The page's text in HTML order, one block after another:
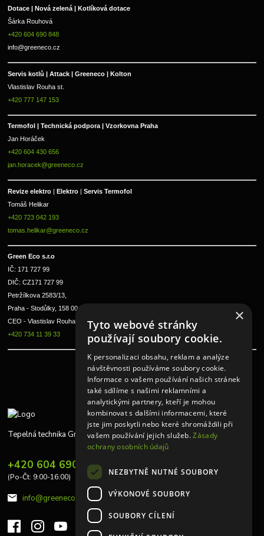
Dotace | Nová zelená | Kotlíková dotace
Šárka Rouhová
+420 604 690 848
info@greeneco.cz
Servis kotlů | Attack | Greeneco | Kolton
Vlastislav Rouha st.
+420 777 147 153
Termofol | Technická podpora | Vzorkovna Praha
Jan Horáček
+420 604 430 656
jan.horacek@greeneco.cz
Revize elektro | Elektro | Servis Termofol
Tomáš Helikar
+420 723 042 193
tomas.helikar@greeneco.cz
Green Eco s.r.o
IČ: 171 727 99
DIČ: CZ171 727 99
Petržílkova 2583/13,
Praha - Stodůlky, 158 00
CEO - Vlastislav Rouha ml.
+420 734 11 39 33
Tepelná technika Greeneco
+420 604 690 848
(Po-Čt: 9:00-16:00)
info@greeneco.cz
×
Tyto webové stránky
používají soubory cookie.
K personalizaci obsahu, reklam a analýze
návštěvnosti používáme soubory cookie.
Informace o vašem používání našich stránek
také sdílíme s našimi reklamními a
analytickými partnery, kteří je mohou
kombinovat s dalšími informacemi, které
jste jim poskytli nebo které shromáždili při
vašem používání jejich služeb.Zásady
ochrany osobních údajů
NEZBYTNĚ NUTNÉ SOUBORY
VÝKONOVÉ SOUBORY
SOUBORY CÍLENÍ